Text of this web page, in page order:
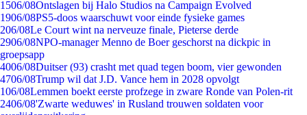
1506/08Ontslagen bij Halo Studios na Campaign Evolved
1906/08PS5-doos waarschuwt voor einde fysieke games
206/08Le Court wint na nerveuze finale, Pieterse derde
2906/08NPO-manager Menno de Boer geschorst na dickpic in
groepsapp
4006/08Duitser (93) crasht met quad tegen boom, vier gewonden
4706/08Trump wil dat J.D. Vance hem in 2028 opvolgt
106/08Lemmen boekt eerste profzege in zware Ronde van Polen-rit
2406/08'Zwarte weduwes' in Rusland trouwen soldaten voor